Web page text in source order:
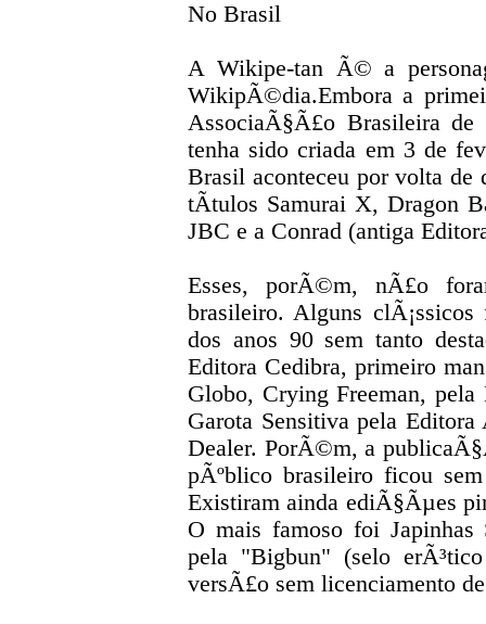
No Brasil
A Wikipe-tan Ã© a
WikipÃ©dia.Embora a
AssociaÃ§Ã£o Brasileira
tenha sido criada em 3 de
Brasil aconteceu por volta de
tÃ­tulos Samurai X, Dragon
JBC e a Conrad (antiga
Esses, porÃ©m, nÃ£o
brasileiro. Alguns
dos anos 90 sem tanto
Editora Cedibra, primeiro
Globo, Crying Freeman,
Garota Sensitiva pela
Dealer. PorÃ©m, a
pÃºblico brasileiro ficou
Existiram ainda ediÃ§Ãµes
O mais famoso foi Japinhas
pela "Bigbun" (selo
versÃ£o sem licenciamento